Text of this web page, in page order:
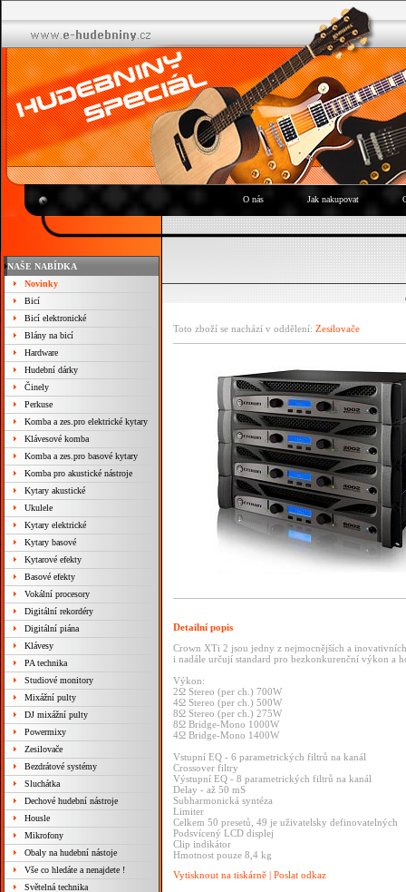
O nás Jak nakupovat
NAŠE NABÍDKA
Novinky
Bicí
Bicí elektronické
Blány na bicí
Hardware
Hudební dárky
Činely
Perkuse
Komba a zes.pro elektrické kytary
Klávesové komba
Komba a zes.pro basové kytary
Komba pro akustické nástroje
Kytary akustické
Ukulele
Kytary elektrické
Kytary basové
Kytarové efekty
Basové efekty
Vokální procesory
Digitální rekordéry
Digitální piána
Klávesy
PA technika
Studiové monitory
Mixážní pulty
DJ mixážní pulty
Powermixy
Zesilovače
Bezdrátové systémy
Sluchátka
Dechové hudební nástroje
Housle
Mikrofony
Obaly na hudební nástoje
Vše co hledáte a nenajdete !
Světelná technika
Toto zboží se nachází v oddělení: Zesilovače
Detailní popis
Crown XTi 2 jsou jedny z nejmocnějších a
i nadále určují standard pro bezkonkurenční výkon a
Výkon:
2Ω Stereo (per ch.) 700W
4Ω Stereo (per ch.) 500W
8Ω Stereo (per ch.) 275W
8Ω Bridge-Mono 1000W
4Ω Bridge-Mono 1400W
Vstupní EQ - 6 parametrických filtrů na kanál
Crossover filtry
Výstupní EQ - 8 parametrických filtrů na kanál
Delay - až 50 mS
Subharmonická syntéza
Limiter
Celkem 50 presetů, 49 je uživatelsky definovatelných
Podsvícený LCD displej
Clip indikátor
Hmotnost pouze 8,4 kg
Vytisknout na tiskárně | Poslat odkaz